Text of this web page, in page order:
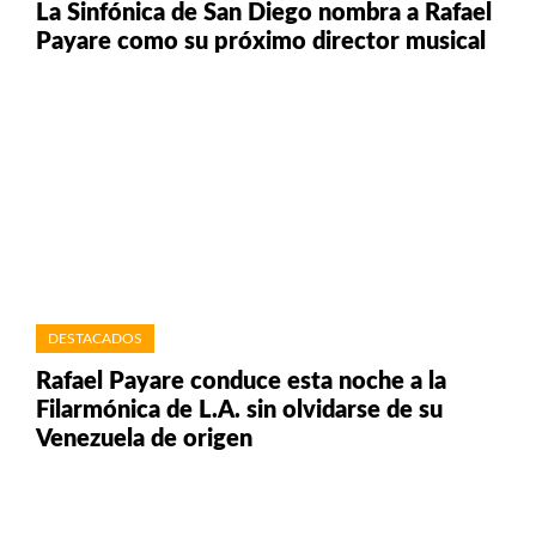
La Sinfónica de San Diego nombra a Rafael
Payare como su próximo director musical
DESTACADOS
Rafael Payare conduce esta noche a la
Filarmónica de L.A. sin olvidarse de su
Venezuela de origen